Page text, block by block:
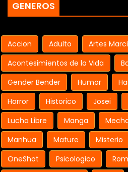
GENEROS
Accion Adulto
Artes
Acontesimientos de la Vida
Gender Bender
Humor
Horror
Historico Josei
Lucha Libre
Manga
Manhua
Mature Misterio
OneShot
Psicologico